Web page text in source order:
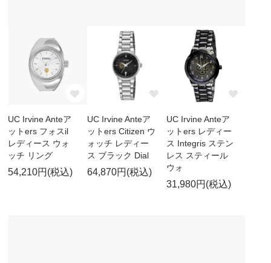
UC Irvine Anteア
ットers フォスil
レディース ウォ
ッチ リング
54,210円(税込)
UC Irvine Anteア
ットers Citizen ウ
ォッチ レディー
ス ブラック Dial
64,870円(税込)
UC Irvine Anteア
ットers レディー
ス Integris ステン
レス スティール
ウォ
31,980円(税込)